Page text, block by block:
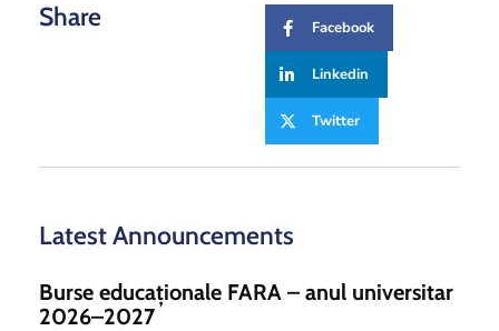
Share Facebook
Linkedin
Twitter
Latest Announcements
Burse educaționale FARA – anul universitar
2026–2027